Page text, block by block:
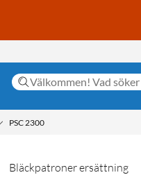
PSC 2300
Bläckpatroner ersättning